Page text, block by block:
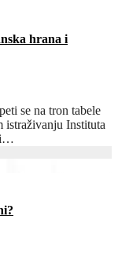
hrana i
se na tron tabele
istraživanju Instituta